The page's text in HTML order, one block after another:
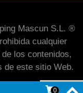
Mascun S.L. ®
cualquier
los contenidos,
de este sitio Web.
0